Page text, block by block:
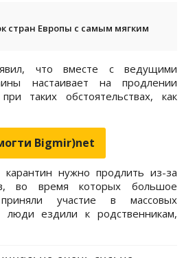
стран Европы с самым мягким
что вместе с ведущими
настаивает на продлении
таких обстоятельствах, как
Bigmir)net
нужно продлить из-за
во время которых большое
участие в массовых
люди ездили к родственникам,